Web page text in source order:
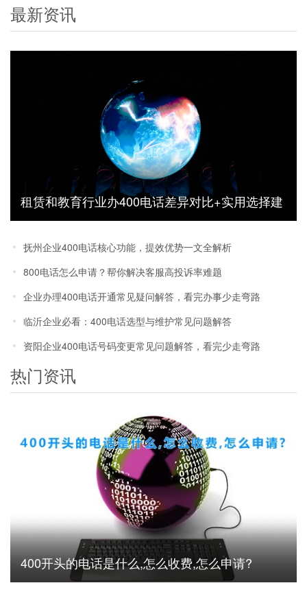
最新资讯
租赁和教育行业办400电话差异对比+实用选择建
议
抚州企业400电话核心功能，提效优势一文全解析
800电话怎么申请？帮你解决客服高投诉率难题
企业办理400电话开通常见疑问解答，看完办事少走弯路
临沂企业必看：400电话选型与维护常见问题解答
资阳企业400电话号码变更常见问题解答，看完少走弯路
热门资讯
400开头的电话是什么,怎么收费,怎么申请?